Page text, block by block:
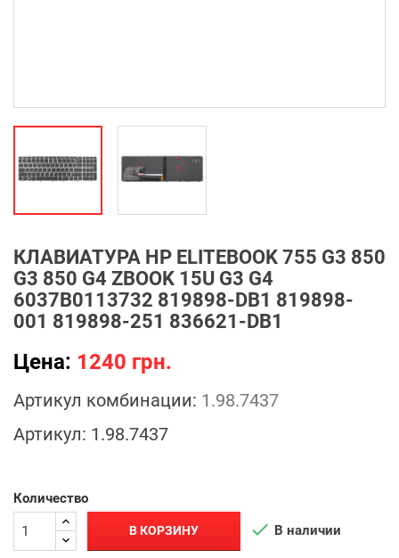
КЛАВИАТУРА HP ELITEBOOK 755 G3 850
G3 850 G4 ZBOOK 15U G3 G4
6037B0113732 819898-DB1 819898-
001 819898-251 836621-DB1
Цена: 1240 грн.
Артикул комбинации: 1.98.7437
Артикул: 1.98.7437
Количество
В КОРЗИНУ  В наличии